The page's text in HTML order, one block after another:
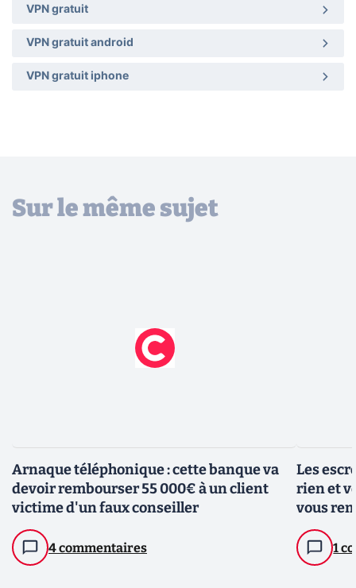
VPN gratuit
VPN gratuit android
VPN gratuit iphone
Sur le même sujet
Arnaque téléphonique : cette banque va
devoir rembourser 55 000€ à un client
victime d'un faux conseiller
4 commentaires
Les
rien et
vous
1